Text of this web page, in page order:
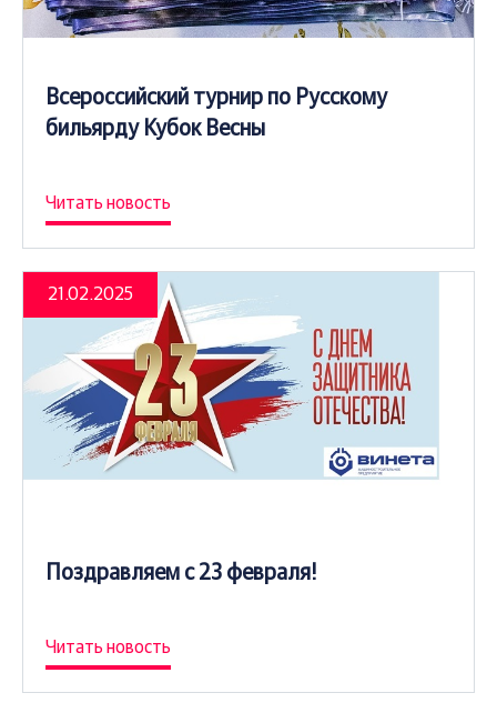
Всероссийский турнир по Русскому
бильярду Кубок Весны
Читать новость
21.02.2025
Поздравляем с 23 февраля!
Читать новость